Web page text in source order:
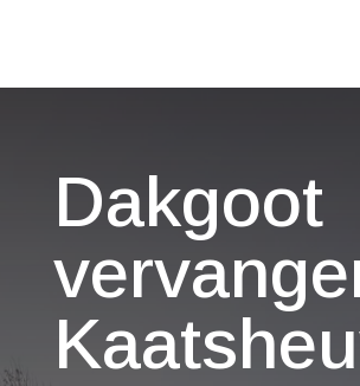
Dakgoot